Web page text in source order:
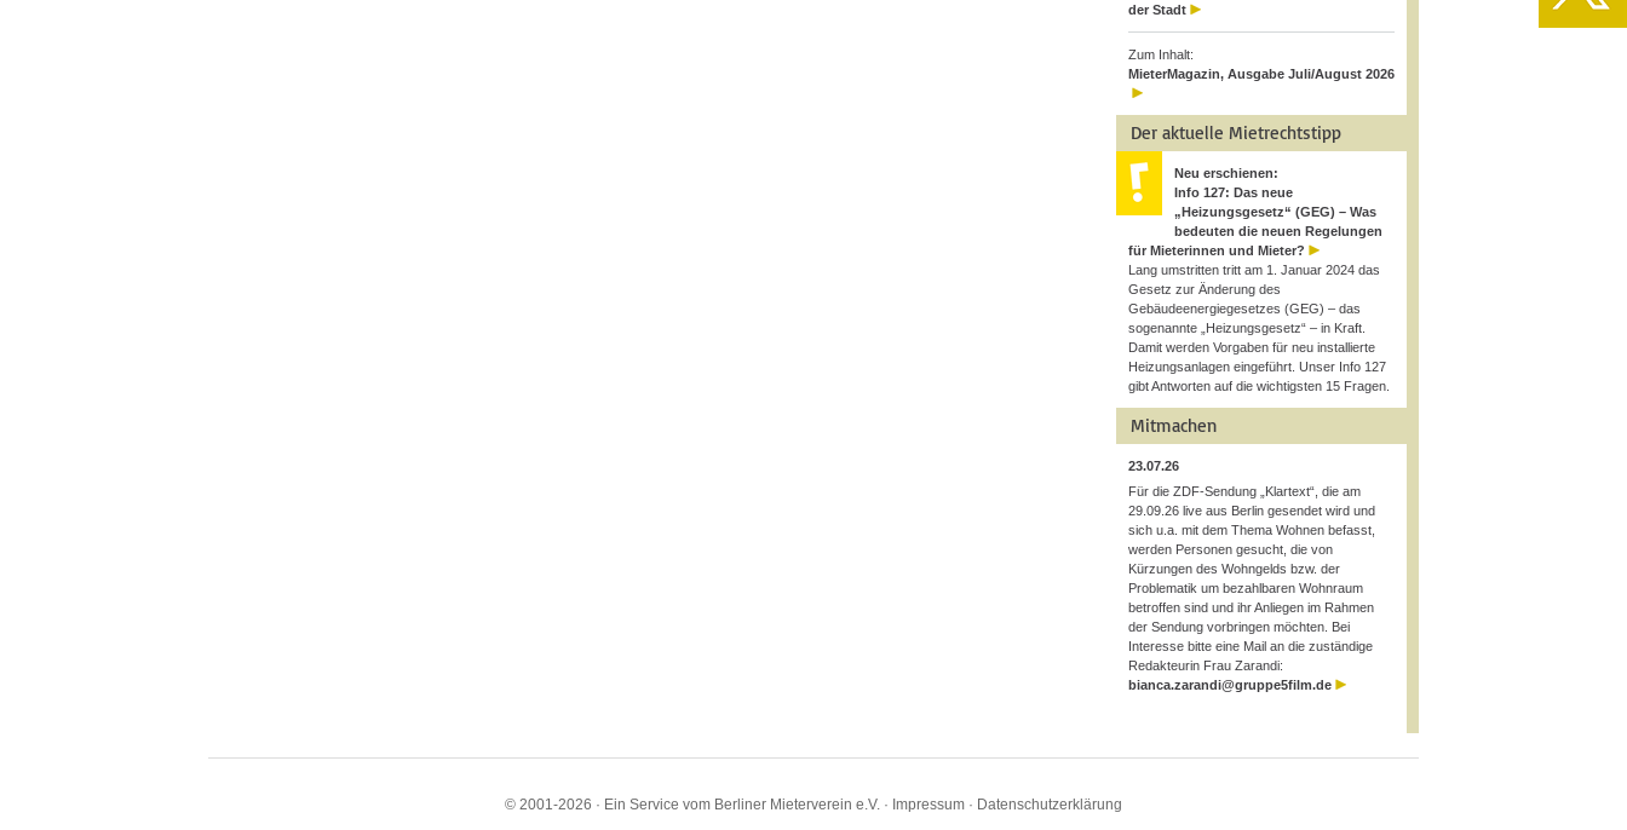
der Stadt
Zum Inhalt:
MieterMagazin, Ausgabe Juli/August 2026
Der aktuelle Mietrechtstipp
Neu erschienen:
Info 127: Das neue
„Heizungsgesetz“ (GEG) – Was
bedeuten die neuen Regelungen
für Mieterinnen und Mieter?
Lang umstritten tritt am 1. Januar 2024 das
Gesetz zur Änderung des
Gebäudeenergiegesetzes (GEG) – das
sogenannte „Heizungsgesetz“ – in Kraft.
Damit werden Vorgaben für neu installierte
Heizungsanlagen eingeführt. Unser Info 127
gibt Antworten auf die wichtigsten 15 Fragen.
Mitmachen
23.07.26
Für die ZDF-Sendung „Klartext“, die am
29.09.26 live aus Berlin gesendet wird und
sich u.a. mit dem Thema Wohnen befasst,
werden Personen gesucht, die von
Kürzungen des Wohngelds bzw. der
Problematik um bezahlbaren Wohnraum
betroffen sind und ihr Anliegen im Rahmen
der Sendung vorbringen möchten. Bei
Interesse bitte eine Mail an die zuständige
Redakteurin Frau Zarandi:
bianca.zarandi@gruppe5film.de
© 2001-2026 · Ein Service vom Berliner Mieterverein e.V. · Impressum · Datenschutzerklärung